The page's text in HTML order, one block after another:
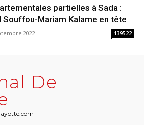
partielles à Sada :
Souffou-Mariam Kalame en tête
2022 139522
De